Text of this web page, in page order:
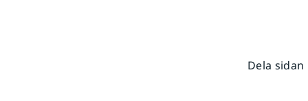
Dela sidan